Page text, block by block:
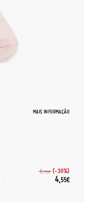
MAIS INFORMAÇÃO
6,50€ (-30%)
4,55€